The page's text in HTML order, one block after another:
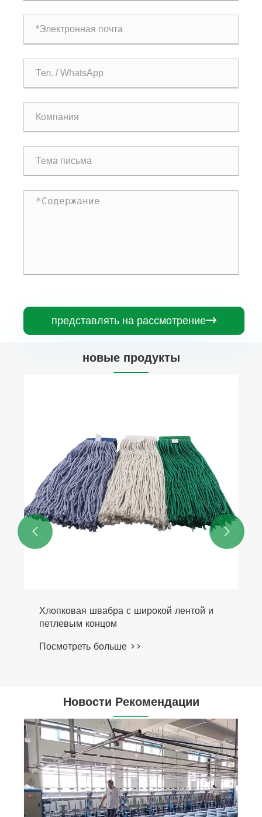
представлять на рассмотрение
новые продукты
Хлопковая швабра с широкой лентой и
петлевым концом
Посмотреть больше >>
 
Новости Рекомендации